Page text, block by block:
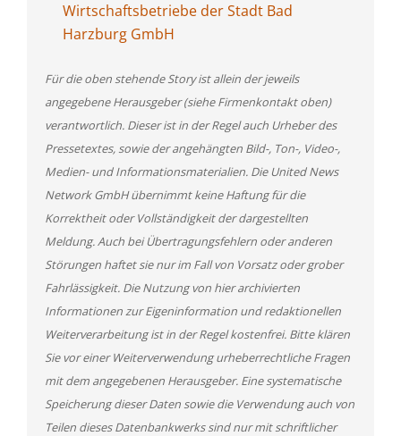
Wirtschaftsbetriebe der Stadt Bad
Harzburg GmbH
Für die oben stehende Story ist allein der jeweils
angegebene Herausgeber (siehe Firmenkontakt oben)
verantwortlich. Dieser ist in der Regel auch Urheber des
Pressetextes, sowie der angehängten Bild-, Ton-, Video-,
Medien- und Informationsmaterialien. Die United News
Network GmbH übernimmt keine Haftung für die
Korrektheit oder Vollständigkeit der dargestellten
Meldung. Auch bei Übertragungsfehlern oder anderen
Störungen haftet sie nur im Fall von Vorsatz oder grober
Fahrlässigkeit. Die Nutzung von hier archivierten
Informationen zur Eigeninformation und redaktionellen
Weiterverarbeitung ist in der Regel kostenfrei. Bitte klären
Sie vor einer Weiterverwendung urheberrechtliche Fragen
mit dem angegebenen Herausgeber. Eine systematische
Speicherung dieser Daten sowie die Verwendung auch von
Teilen dieses Datenbankwerks sind nur mit schriftlicher